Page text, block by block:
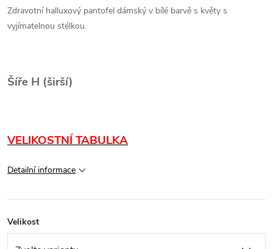
Zdravotní halluxový pantofel dámský v bílé barvě s květy s
vyjímatelnou stélkou.
Šíře H (širší)
VELIKOSTNÍ TABULKA
Detailní informace
Velikost